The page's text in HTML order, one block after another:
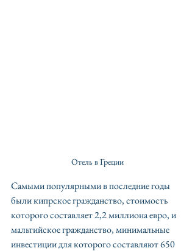
Отель в Греции
Самыми популярными в последние годы
были кипрское гражданство, стоимость
которого составляет 2,2 миллиона евро, и
мальтийское гражданство, минимальные
инвестиции для которого составляют 650